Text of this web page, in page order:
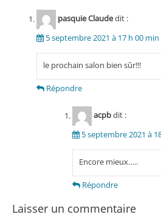
pasquie Claudedit :
5 septembre 2021 à 17 h 00 min
le prochain salon bien sûr!!!
Répondre
acpbdit :
5 septembre 2021 à
Encore mieux…..
Répondre
Laisser un commentaire